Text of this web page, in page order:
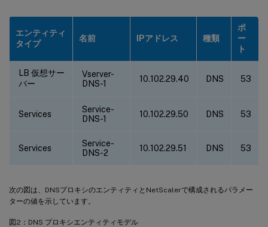
エンティティ
タイプ
名前 IPアドレス 種類
ポ
ー
ト
LB 仮想サー
バー
Vserver-
DNS-1
10.102.29.40 DNS 53
Services
Service-
DNS-1
10.102.29.50 DNS 53
Services
Service-
DNS-2
10.102.29.51 DNS 53
次の図は、DNSプロキシのエンティティとNetScalerで構成されるパラメー
ターの値を示しています。
図2：DNS プロキシエンティティモデル